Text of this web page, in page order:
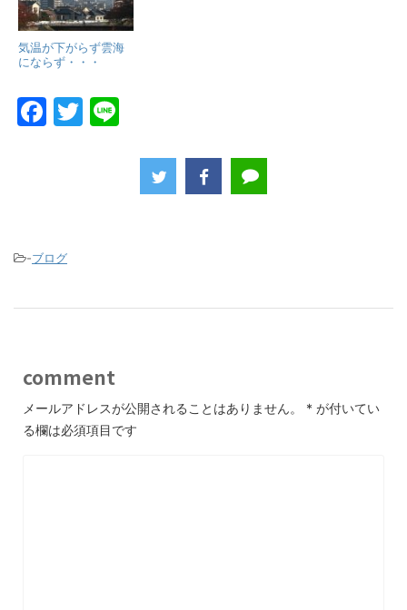
気温が下がらず雲海
にならず・・・
F
o
k
T
-ブログ
comment
メールアドレスが公開されることはありません。 * が付いてい
る欄は必須項目です